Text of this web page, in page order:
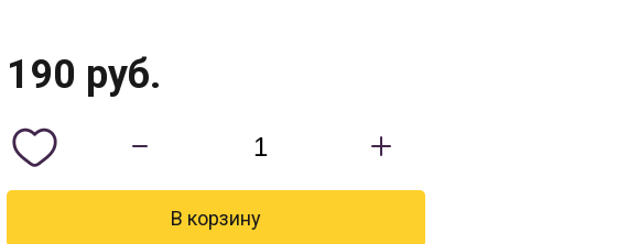
190 руб.